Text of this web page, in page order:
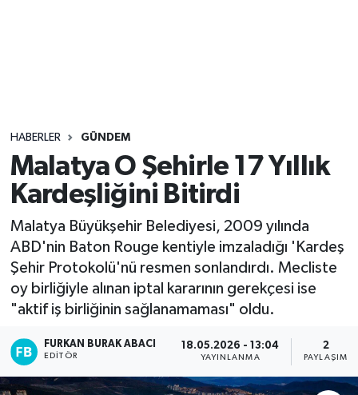
HABERLER GÜNDEM
Malatya O Şehirle 17 Yıllık
Kardeşliğini Bitirdi
Malatya Büyükşehir Belediyesi, 2009 yılında
ABD'nin Baton Rouge kentiyle imzaladığı 'Kardeş
Şehir Protokolü'nü resmen sonlandırdı. Mecliste
oy birliğiyle alınan iptal kararının gerekçesi ise
"aktif iş birliğinin sağlanamaması" oldu.
FURKAN BURAK ABACI
EDITÖR
18.05.2026 - 13:04
YAYINLANMA
2
PAYLAŞIM
Yaşam